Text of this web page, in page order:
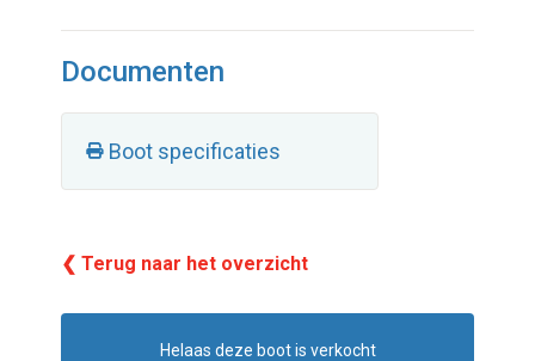
Documenten
Boot specificaties
❮ Terug naar het overzicht
Helaas deze boot is verkocht